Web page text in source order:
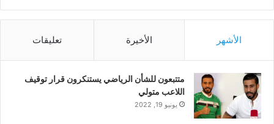
الأشهر الأخيرة تعليقات
متتبعون للشأن الرياضي يستنكرون قرار توقيف
اللاعب متولي
يونيو 19, 2022